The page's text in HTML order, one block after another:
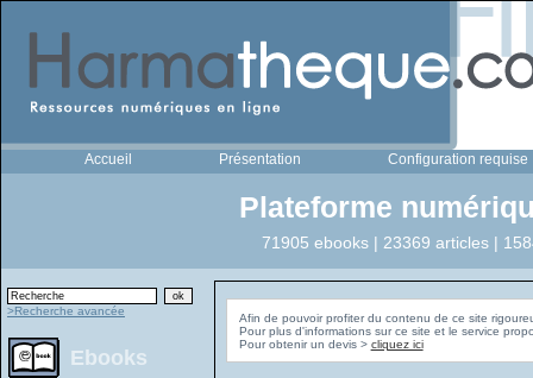
Accueil Présentation Configuration requise
Plateforme
71905 ebooks | 23369 articles |
>Recherche avancée
Ebooks
Afin de pouvoir profiter du contenu de ce site
Pour plus d'informations sur ce site et le service
Pour obtenir un devis > cliquez ici